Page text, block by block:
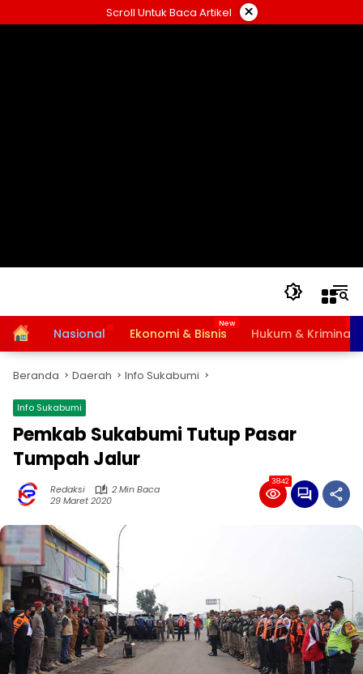
ke
Scroll Untuk Baca Artikel ×
HomeNasional Ekonomi & Bisnis Hukum & Kriminal
Beranda Daerah Info Sukabumi
Info Sukabumi
Pemkab Sukabumi Tutup Pasar
Tumpah Jalur
Redaksi
2 Min Baca
29 Maret 2020
3842